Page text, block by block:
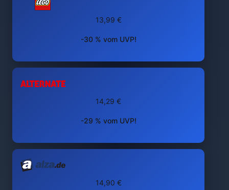
13,99 €
-30 % vom UVP!
14,29 €
-29 % vom UVP!
14,90 €